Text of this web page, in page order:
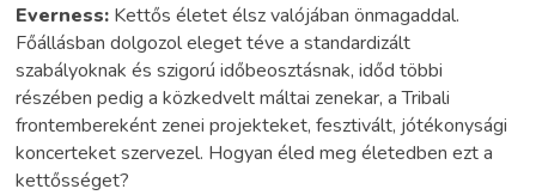
Everness: Kettős életet élsz valójában önmagaddal.
Főállásban dolgozol eleget téve a standardizált
szabályoknak és szigorú időbeosztásnak, időd többi
részében pedig a közkedvelt máltai zenekar, a Tribali
frontembereként zenei projekteket, fesztivált, jótékonysági
koncerteket szervezel. Hogyan éled meg életedben ezt a
kettősséget?